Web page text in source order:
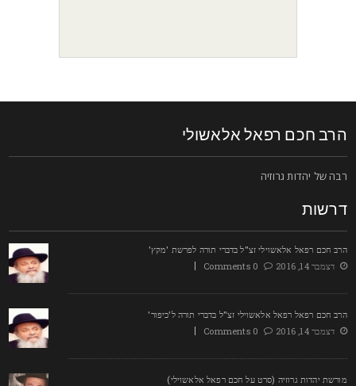
חכם רפאל אלאשולי
של יהדות גרוזיה
חכם רפאל אלאשוילי זצ"ל בדברי תורה לפרשת 'מקץ'
דצמבר 14, 2016
0 Comments
חכם רפאל רפאל אלאשוילי זצ"ל בדברי תורה ל'כיפור'
דצמבר 14, 2016
0 Comments
יהדות גרוזיה (סרט על חכם רפאל אלאשוילי)